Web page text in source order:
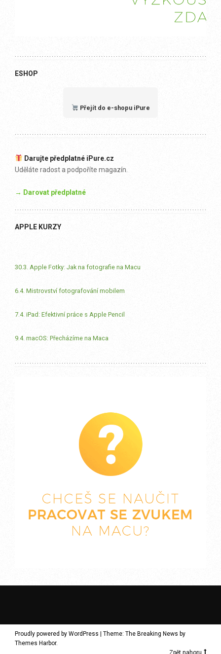
ESHOP
Přejít do e-shopu iPure
Darujte předplatné iPure.cz
Uděláte radost a podpoříte magazín.
→ Darovat předplatné
APPLE KURZY
30.3. Apple Fotky: Jak na fotografie na Macu
6.4. Mistrovství fotografování mobilem
7.4. iPad: Efektivní práce s Apple Pencil
9.4. macOS: Přecházíme na Maca
Proudly powered by WordPress | Theme: The Breaking News by
Themes Harbor.
Zpět nahoru